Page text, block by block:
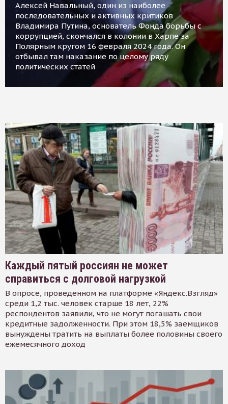
Алексей Навальный, один из наиболее
последовательных и активных критиков
Владимира Путина, основатель Фонда борьбы с
коррупцией, скончался в колонии в Харпе за
Полярным кругом 16 февраля 2024 года. Он
отбывал там наказание по целому ряду
политических статей
Каждый пятый россиян не может
справиться с долговой нагрузкой
В опросе, проведенном на платформе «Яндекс.Взгляд»
среди 1,2 тыс. человек старше 18 лет, 22%
респондентов заявили, что не могут погашать свои
кредитные задолженности. При этом 18,5% заемщиков
вынуждены тратить на выплаты более половины своего
ежемесячного доход